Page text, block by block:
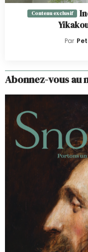
Par
Abonnez-vous au